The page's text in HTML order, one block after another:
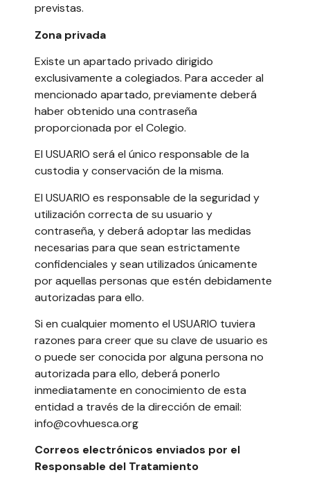
previstas.
Zona privada
Existe un apartado privado dirigido
exclusivamente a colegiados. Para acceder al
mencionado apartado, previamente deberá
haber obtenido una contraseña
proporcionada por el Colegio.
El USUARIO será el único responsable de la
custodia y conservación de la misma.
El USUARIO es responsable de la seguridad y
utilización correcta de su usuario y
contraseña, y deberá adoptar las medidas
necesarias para que sean estrictamente
confidenciales y sean utilizados únicamente
por aquellas personas que estén debidamente
autorizadas para ello.
Si en cualquier momento el USUARIO tuviera
razones para creer que su clave de usuario es
o puede ser conocida por alguna persona no
autorizada para ello, deberá ponerlo
inmediatamente en conocimiento de esta
entidad a través de la dirección de email:
info@covhuesca.org
Correos electrónicos enviados por el
Responsable del Tratamiento